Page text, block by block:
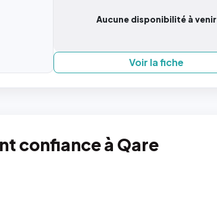
Aucune disponibilité à venir
Voir la fiche
confiance à Qare